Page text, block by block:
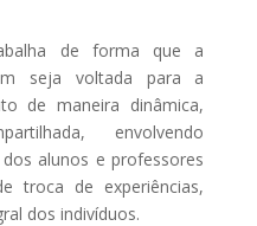
de forma que a
seja voltada para a
de maneira dinâmica,
envolvendo
alunos e professores
troca de experiências,
dos indivíduos.